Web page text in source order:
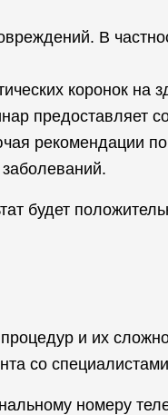
В
коронок на
предоставляет
рекомендации
будет
и их
со
номеру